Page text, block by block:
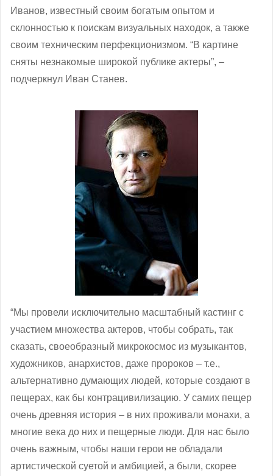
Иванов, известный своим богатым опытом и
склонностью к поискам визуальных находок, а также
своим техническим перфекционизмом. “В картине
сняты незнакомые широкой публике актеры”, –
подчеркнул Иван Станев.
“Мы провели исключительно масштабный кастинг с
участием множества актеров, чтобы собрать, так
сказать, своеобразный микрокосмос из музыкантов,
художников, анархистов, даже пророков – т.е.,
альтернативно думающих людей, которые создают в
пещерах, как бы контрацивилизацию. У самих пещер
очень древняя история – в них проживали монахи, а
многие века до них и пещерные люди. Для нас было
очень важным, чтобы наши герои не обладали
артистической суетой и амбицией, а были, скорее